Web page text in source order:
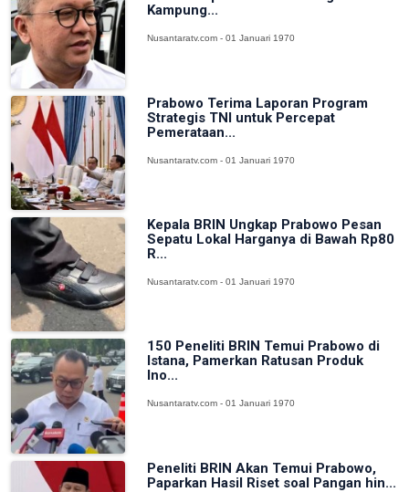
Kampung...
Nusantaratv.com - 01 Januari 1970
Prabowo Terima Laporan Program
Strategis TNI untuk Percepat
Pemerataan...
Nusantaratv.com - 01 Januari 1970
Kepala BRIN Ungkap Prabowo Pesan
Sepatu Lokal Harganya di Bawah Rp80
R...
Nusantaratv.com - 01 Januari 1970
150 Peneliti BRIN Temui Prabowo di
Istana, Pamerkan Ratusan Produk
Ino...
Nusantaratv.com - 01 Januari 1970
Peneliti BRIN Akan Temui Prabowo,
Paparkan Hasil Riset soal Pangan hin...